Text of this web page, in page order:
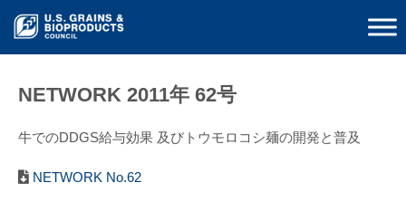
NETWORK 2011年 62号
牛でのDDGS給与効果 及びトウモロコシ麺の開発と普及
NETWORK No.62